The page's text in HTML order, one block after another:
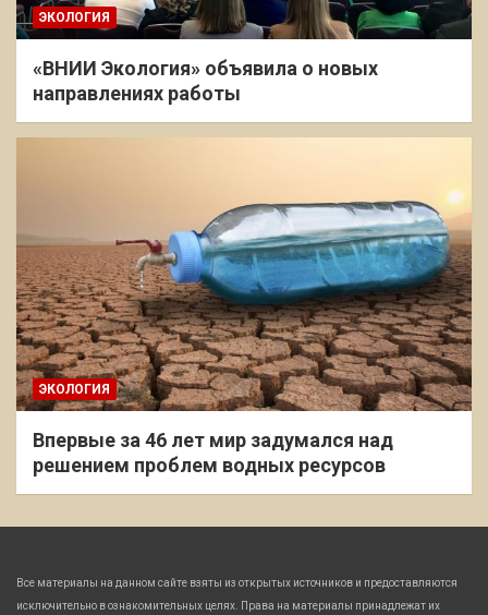
ЭКОЛОГИЯ
«ВНИИ Экология» объявила о новых
направлениях работы
ЭКОЛОГИЯ
Впервые за 46 лет мир задумался над
решением проблем водных ресурсов
Все материалы на данном сайте взяты из открытых источников и предоставляются
исключительно в ознакомительных целях. Права на материалы принадлежат их